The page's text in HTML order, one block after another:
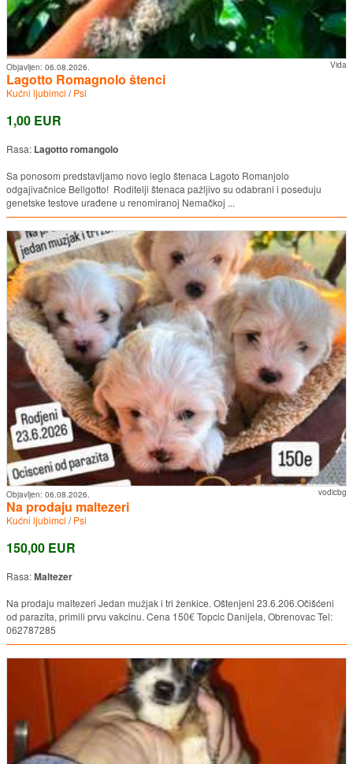
Vida
Objavljen: 06.08.2026.
Lagotto Romagnolo štenci
Kućni ljubimci /Psi
1,00 EUR
Rasa: Lagotto romangolo
Sa ponosom predstavljamo novo leglo štenaca Lagoto Romanjolo
odgajivačnice Bellgotto! Roditelji štenaca pažljivo su odabrani i poseduju
genetske testove urađene u renomiranoj Nemačkoj ...
vodicbg
Objavljen: 06.08.2026.
Na prodaju maltezeri
Kućni ljubimci /Psi
150,00 EUR
Rasa:Maltezer
Na prodaju maltezeri Jedan mužjak i tri ženkice. Oštenjeni 23.6.206.Očišćeni
od parazita, primili prvu vakcinu. Cena 150€ Topcic Danijela, Obrenovac Tel:
062787285